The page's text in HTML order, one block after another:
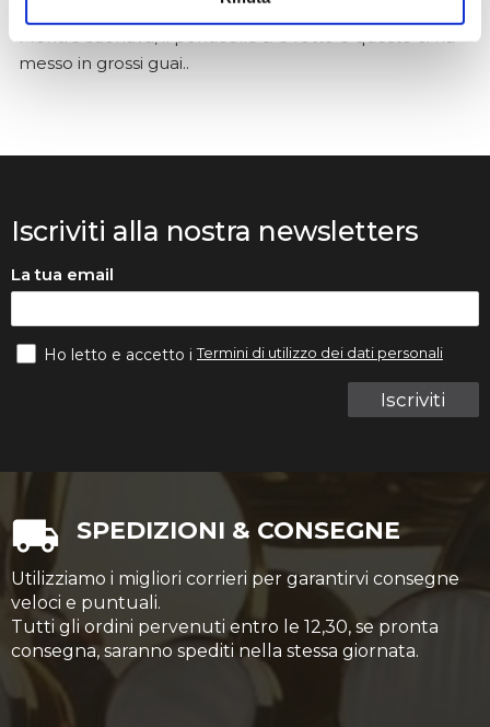
Abbiamo ordinato tutti i violini dalla ditta Denis Basin.
Mentre suonava, il ponticello si è rotto e questo ci ha
messo in grossi guai..
Iscriviti alla nostra newsletters
La tua email
Iscriviti
Ho letto e accetto iTermini di utilizzo dei dati personali
SPEDIZIONI & CONSEGNE
Utilizziamo i migliori corrieri per garantirvi consegne
veloci e puntuali.
Tutti gli ordini pervenuti entro le 12,30, se pronta
consegna, saranno spediti nella stessa giornata.